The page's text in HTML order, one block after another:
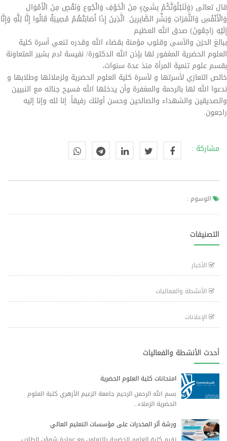
قال تعالى (وَلَنَبْلُوَنَّكُمْ بِشَيْءٍ مِنَ الْخَوْفِ وَالْجُوعِ وَنَقْصٍ مِنَ الْأَمْوَال
وَالْأَنْفُسِ وَالثَّمَرَاتِ وَبَشِّرِ الصَّابِرِينَ. الَّذِينَ إِذَا أَصَابَتْهُمْ مُصِيبَةٌ قَالُوا إِنَّا لِلَّهِ وَإِنَّا
إِلَيْهِ رَاجِعُونَ) صدق الله العظيم
ببالغ الحزن والأسى وقلوب مؤمنة بقضاء الله وقدره تنعي أسرة كلية
العلوم الحضرية المغفور لها بإذن الله الدكتورة/ نفيسة ادم بشير المتعاونة
بقسم علوم تنمية المرأة منذ عدة سنوات،
خالص التعازي لأسرتها و لأسرة كلية العلوم الحضرية ولزملائها وطلابها و
ندعوا الله لها بالرحمة والمغفرة وأن يدخلها الله فسيح جناته مع النبيين
والصديقين والشهداء والصالحين وحسن أولئك رفيقاً. إنا لله وإنا إليه
راجعون.
مشاركة :
الوسوم :
التصنيفات
الأخبار
الأنشطة والفعاليات
الإعلانات
أحدث الأنشطة والفعاليات
امتحانات كلية العلوم الحضرية
بسم الله الرحمن الرحيم جامعة الزعيم الأزهري كلية العلوم
الحضرية الزملاء...
ورشة أثر المخدرات على مؤسسات التعليم العالي